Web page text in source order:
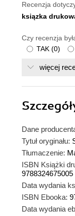
Recenzja
ksiązka
Czy recenzja
TAK (0)
więcej
Dane
Tytuł oryginału:
Tłumaczenie:
ISBN Książki
9788324675005
Data wydania
ISBN Ebooka:
Data wydania